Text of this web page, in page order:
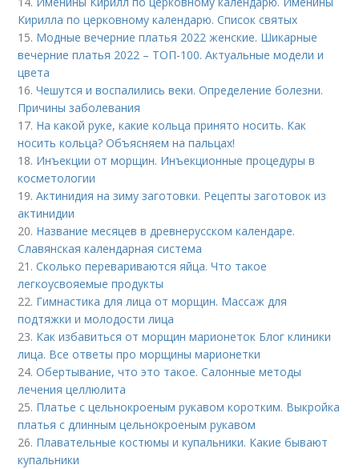
Кирилла по церковному календарю. Список святых
15. Модные вечерние платья 2022 женские. Шикарные
вечерние платья 2022 – ТОП-100. Актуальные модели и
цвета
16.Чешутся и воспалились веки. Определение болезни.
Причины заболевания
17. На какой руке, какие кольца принято носить. Как
носить кольца? Объясняем на пальцах!
18. Инъекции от морщин. Инъекционные процедуры в
косметологии
19.Актинидия на зиму заготовки. Рецепты заготовок из
актинидии
20. Название месяцев в древнерусском календаре.
Славянская календарная система
21.Сколько перевариваются яйца. Что такое
легкоусвояемые продукты
22. Гимнастика для лица от морщин. Массаж для
подтяжки и молодости лица
23. Как избавиться от морщин марионеток Блог клиники
лица. Все ответы про морщины марионетки
24.Обертывание, что это такое. Салонные методы
лечения целлюлита
25. Платье с цельнокроеным рукавом коротким. Выкройка
платья с длинным цельнокроеным рукавом
26. Плавательные костюмы и купальники. Какие бывают
купальники